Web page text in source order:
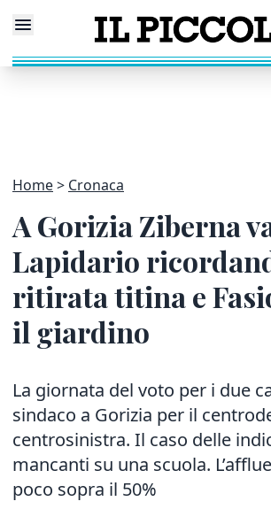
Home Cronaca
A Gorizia Ziberna
Lapidario
ritirata titina e
il giardino
La giornata del voto per i due
sindaco a Gorizia per il
centrosinistra. Il caso delle
mancanti su una scuola.
poco sopra il 50%